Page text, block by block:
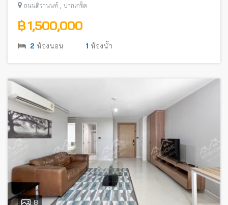
ถนนติวานนท์ , ปากเกร็ด
฿ 1,500,000
2 ห้องนอน 1 ห้องน้ำ
8